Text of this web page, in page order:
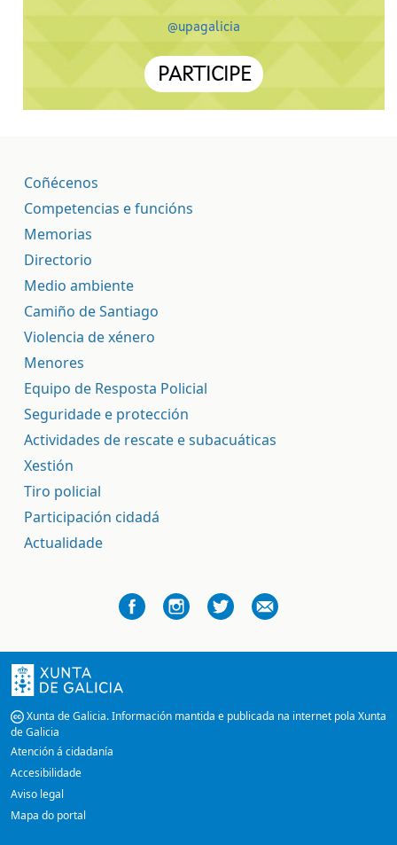
@upagalicia
PARTICIPE
Coñécenos
Competencias e funcións
Memorias
Directorio
Medio ambiente
Camiño de Santiago
Violencia de xénero
Menores
Equipo de Resposta Policial
Seguridade e protección
Actividades de rescate e subacuáticas
Xestión
Tiro policial
Participación cidadá
Actualidade
Xunta de Galicia. Información mantida e publicada na internet pola Xunta
de Galicia
Atención á cidadanía
Accesibilidade
Aviso legal
Mapa do portal